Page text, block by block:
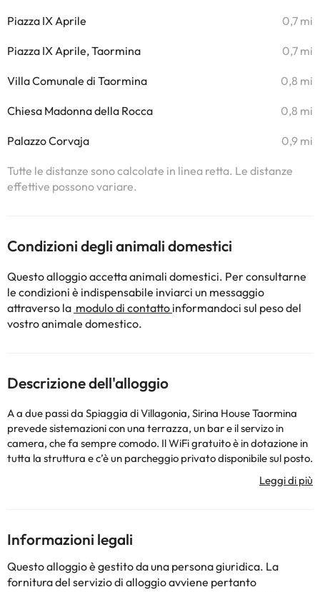
Piazza IX Aprile 0,7 mi
Piazza IX Aprile, Taormina 0,7 mi
Villa Comunale di Taormina 0,8 mi
Chiesa Madonna della Rocca 0,8 mi
Palazzo Corvaja 0,9 mi
Tutte le distanze sono calcolate in linea retta. Le distanze
effettive possono variare.
Condizioni degli animali domestici
Questo alloggio accetta animali domestici. Per consultarne
le condizioni è indispensabile inviarci un messaggio
attraverso la modulo di contatto informandoci sul peso del
vostro animale domestico.
Descrizione dell'alloggio
A a due passi da Spiaggia di Villagonia, Sirina House Taormina
prevede sistemazioni con una terrazza, un bar e il servizo in
camera, che fa sempre comodo. Il WiFi gratuito è in dotazione in
tutta la struttura e c’è un parcheggio privato disponibile sul posto.
Dotati di patio, gli alloggi offrono l’aria condizionata, una TV a
schermo piatto e un bagno privato con bidet e set di cortesia. In
continentale o italiana. Lido Europa è a 900 metri da questo
residence, mentre Isola Bella si trova a 3 km dalla struttura.
L'aeroporto (Aeroporto di Catania Fontanarossa) è a 53 km di
distanza, e per raggiungerlo c’è una navetta aeroportuale a
Informazioni legali
Questo alloggio è gestito da una persona giuridica. La
fornitura del servizio di alloggio avviene pertanto